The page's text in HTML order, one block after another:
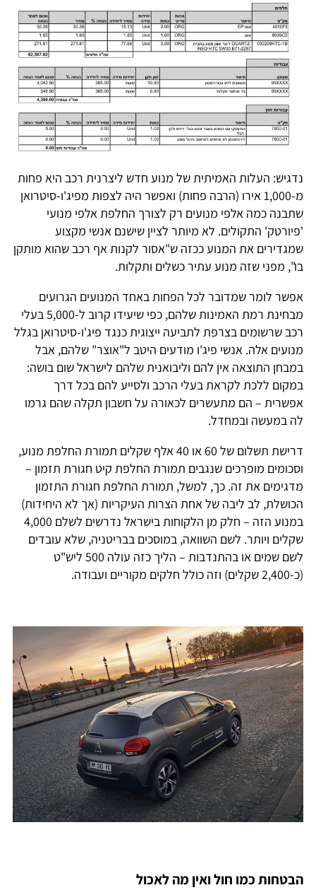
נדגיש: העלות האמיתית של מנוע חדש ליצרנית רכב היא פחות
מ-1,000 אירו (הרבה פחות) ואפשר היה לצפות מפיג'ו-סיטרואן
שתבנה כמה אלפי מנועים רק לצורך החלפת אלפי מנועי
'פיורטק' התקולים. לא מיותר לציין שישנם אנשי מקצוע
שמגדירים את המנוע ככזה ש"אסור לקנות אף רכב שהוא מותקן
בו", מפני שזה מנוע עתיר כשלים ותקלות.
אפשר לומר שמדובר לכל הפחות באחד המנועים הגרועים
מבחינת רמת האמינות שלהם, כפי שיעידו קרוב ל-5,000 בעלי
רכב שרשומים בצרפת לתביעה ייצוגית כנגד פיג'ו-סיטרואן בגלל
מנועים אלה. אנשי פיג'ו מודעים היטב ל"אוצר" שלהם, אבל
במבחן התוצאה אין להם וליבואנית שלהם לישראל שום בושה:
במקום ללכת לקראת בעלי הרכב ולסייע להם בכל דרך
אפשרית – הם מתעשרים לכאורה על חשבון תקלה שהם גרמו
לה במעשה ובמחדל.
דרישת תשלום של 60 או 40 אלף שקלים תמורת החלפת מנוע,
וסכומים מופרכים שנגבים תמורת החלפת קיט חגורת תזמון –
מדגימים את זה. כך, למשל, תמורת החלפת חגורת התזמון
הכושלת, לב ליבה של אחת הצרות העיקריות (אך לא היחידות)
במנוע הזה – חלק מן הלקוחות בישראל נדרשים לשלם 4,000
שקלים ויותר. לשם השוואה, במוסכים בבריטניה, שלא עובדים
לשם שמים או בהתנדבות – הליך כזה עולה 500 ליש"ט
(כ-2,400 שקלים) וזה כולל חלקים מקוריים ועבודה.
הבטחות כמו חול ואין מה לאכול